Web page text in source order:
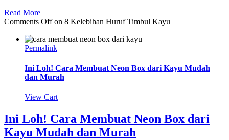
Read More
Comments Offon 8 Kelebihan Huruf Timbul Kayu
Permalink
Ini Loh! Cara Membuat Neon Box dari Kayu Mudah
dan Murah
View Cart
Ini Loh! Cara Membuat Neon Box dari
Kayu Mudah dan Murah